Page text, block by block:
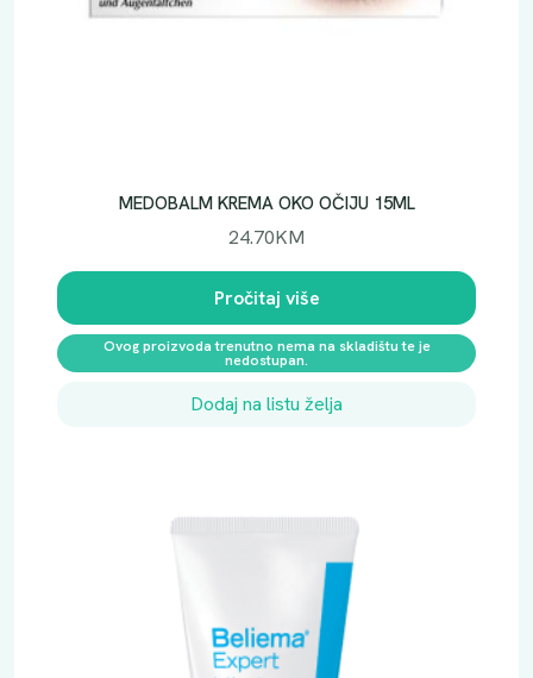
MEDOBALM KREMA OKO OČIJU 15ML
24.70KM
Pročitaj više
Ovog proizvoda trenutno nema na skladištu te je
nedostupan.
Dodaj na listu želja